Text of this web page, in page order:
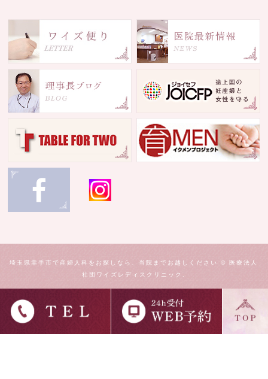
埼玉県幸手市で産婦人科をお探しなら、当院までお越しください © 医療法人
社団ワイズレディスクリニック.